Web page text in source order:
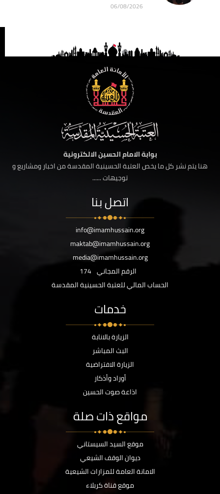
06/08/2026
بوابة الامام الحسين الالكترونية
هنا يتم نشر كل ما يخص العتبة الحسينية المقدسة من اخبار ومشاريع و
توجيهات ......
اتصل بنا
info@imamhussain.org
maktab@imamhussain.org
media@imamhussain.org
الرقم المجاني 174
الحساب المالي للعتبة الحسينية المقدسة
خدمات
الزيارة بالانابة
البث المباشر
الزيارة الافتراضية
أوراد وأذكار
اذاعة صوت الحسين
مواقع ذات صلة
موقع السيد السيستاني
ديوان الوقف الشيعي
الامانة العامة للمزارات الشيعية
موقع قناة كربلاء